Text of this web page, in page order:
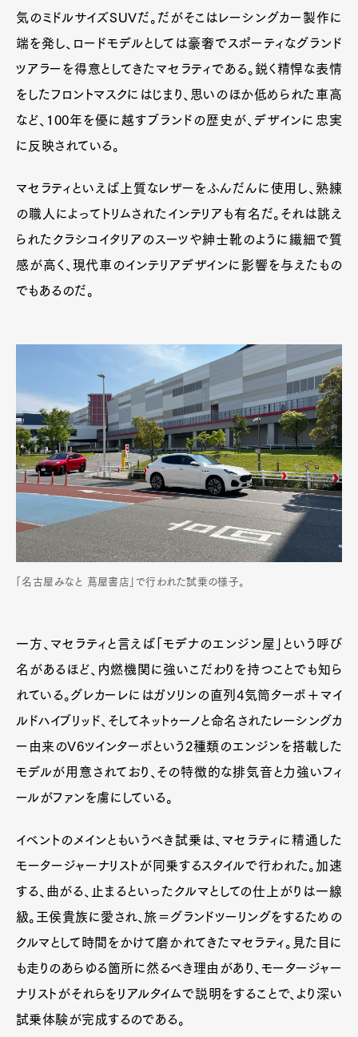
気のミドルサイズSUVだ。だがそこはレーシングカー製作に
端を発し、ロードモデルとしては豪奢でスポーティなグランド
ツアラーを得意としてきたマセラティである。鋭く精悍な表情
をしたフロントマスクにはじまり、思いのほか低められた車高
など、100年を優に越すブランドの歴史が、デザインに忠実
に反映されている。
マセラティといえば上質なレザーをふんだんに使用し、熟練
の職人によってトリムされたインテリアも有名だ。それは誂え
られたクラシコイタリアのスーツや紳士靴のように繊細で質
感が高く、現代車のインテリアデザインに影響を与えたもの
でもあるのだ。
「名古屋みなと 蔦屋書店」で行われた試乗の様子。
一方、マセラティと言えば「モデナのエンジン屋」という呼び
名があるほど、内燃機関に強いこだわりを持つことでも知ら
れている。グレカーレにはガソリンの直列4気筒ターボ＋マイ
ルドハイブリッド、そしてネットゥーノと命名されたレーシングカ
ー由来のV6ツインターボという2種類のエンジンを搭載した
モデルが用意されており、その特徴的な排気音と力強いフィ
ールがファンを虜にしている。
イベントのメインともいうべき試乗は、マセラティに精通した
モータージャーナリストが同乗するスタイルで行われた。加速
する、曲がる、止まるといったクルマとしての仕上がりは一線
級。王侯貴族に愛され、旅＝グランドツーリングをするための
クルマとして時間をかけて磨かれてきたマセラティ。見た目に
も走りのあらゆる箇所に然るべき理由があり、モータージャー
ナリストがそれらをリアルタイムで説明をすることで、より深い
試乗体験が完成するのである。